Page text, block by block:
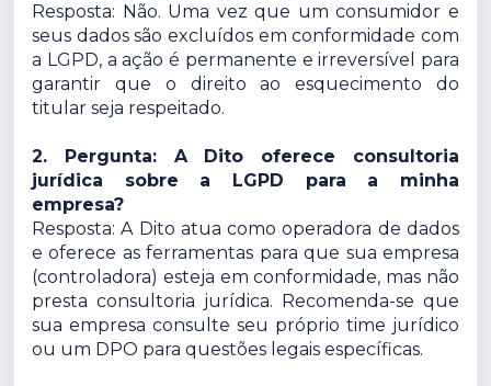
Resposta: Não. Uma vez que um consumidor e
seus dados são excluídos em conformidade com
a LGPD, a ação é permanente e irreversível para
garantir que o direito ao esquecimento do
titular seja respeitado.
2. Pergunta: A Dito oferece consultoria
jurídica sobre a LGPD para a minha
empresa?
Resposta: A Dito atua como operadora de dados
e oferece as ferramentas para que sua empresa
(controladora) esteja em conformidade, mas não
presta consultoria jurídica. Recomenda-se que
sua empresa consulte seu próprio time jurídico
ou um DPO para questões legais específicas.